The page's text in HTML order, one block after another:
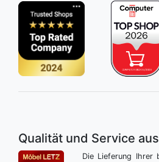
Qualität und Service
Die Lieferung Ihrer